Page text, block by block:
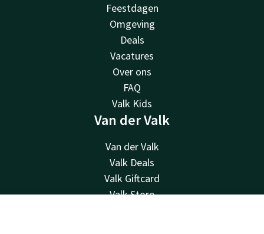
Feestdagen
Omgeving
Deals
Vacatures
Over ons
FAQ
Valk Kids
Van der Valk
Van der Valk
Valk Deals
Valk Giftcard
Valk Store